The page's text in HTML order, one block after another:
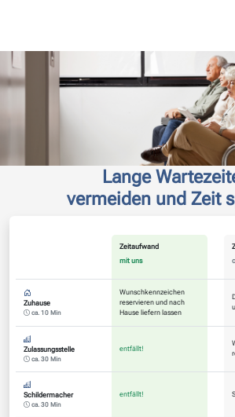
Lange
vermeiden und Zeit
Zeitaufwand
mit uns
Zuhause
ca. 10 Min
Wunschkennzeichen
reservieren und nach
Hause liefern lassen
Zulassungsstelle
ca. 30 Min
entfällt!
Schildermacher
ca. 30 Min
entfällt!